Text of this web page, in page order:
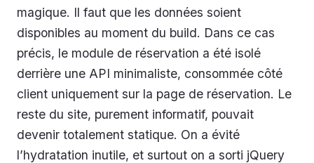
magique. Il faut que les données soient
disponibles au moment du build. Dans ce cas
précis, le module de réservation a été isolé
derrière une API minimaliste, consommée côté
client uniquement sur la page de réservation. Le
reste du site, purement informatif, pouvait
devenir totalement statique. On a évité
l’hydratation inutile, et surtout on a sorti jQuery